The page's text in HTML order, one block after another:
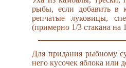
рыбы, если добавить в
репчатые луковицы,
(примерно 1/3 стакана на
Для придания рыбному
него кусочек яблока или